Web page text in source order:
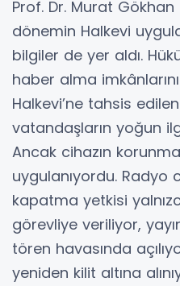
Prof. Dr. Murat Gökhan
dönemin Halkevi
bilgiler de yer aldı.
haber alma
Halkevi’ne tahsis
vatandaşların yoğun
Ancak cihazın
uygulanıyordu. Radyo
kapatma yetkisi
görevliye veriliyor,
tören havasında
yeniden kilit altına